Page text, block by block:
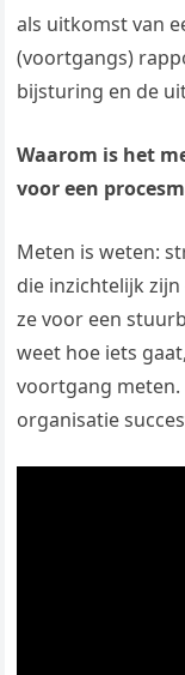
als uitkomst van
(voortgangs)
bijsturing en de
Waarom is het
voor een
Meten is weten:
die inzichtelijk
ze voor een
weet hoe iets
voortgang
organisatie